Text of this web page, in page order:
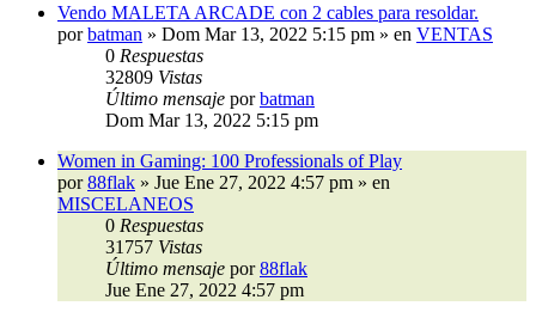
Vendo MALETA ARCADE con 2 cables para resoldar.
porbatman » Dom Mar 13, 2022 5:15 pm » en VENTAS
0 Respuestas
32809 Vistas
Último mensaje porbatman
Dom Mar 13, 2022 5:15 pm
Women in Gaming: 100 Professionals of Play
por88flak » Jue Ene 27, 2022 4:57 pm » en
MISCELANEOS
0 Respuestas
31757 Vistas
Último mensaje por88flak
Jue Ene 27, 2022 4:57 pm